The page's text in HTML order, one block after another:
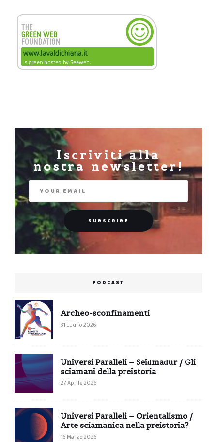
Iscriviti alla
nostra newsletter!
PODCAST
Archeo-sconfinamenti
31 Luglio 2026
Universi Paralleli – Seiđmađur / Gli
sciamani della preistoria
27 Aprile 2026
Universi Paralleli – Orientalismo /
Arte sciamanica nella preistoria?
16 Marzo 2026